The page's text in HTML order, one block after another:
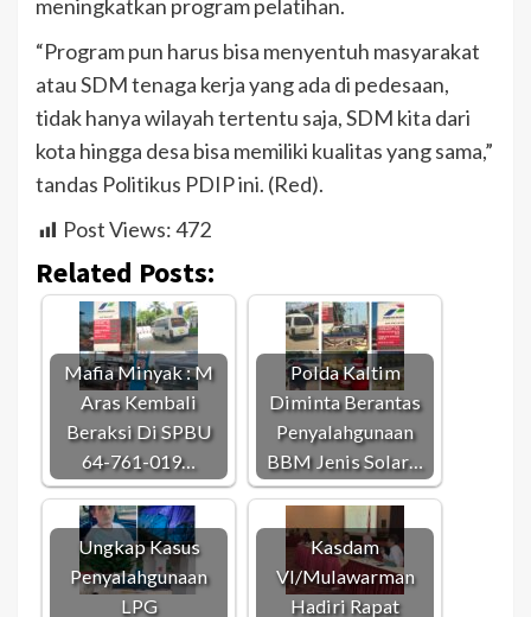
meningkatkan program pelatihan.
“Program pun harus bisa menyentuh masyarakat
atau SDM tenaga kerja yang ada di pedesaan,
tidak hanya wilayah tertentu saja, SDM kita dari
kota hingga desa bisa memiliki kualitas yang sama,”
tandas Politikus PDIP ini. (Red).
Post Views:472
Related Posts:
Mafia Minyak : M
Aras Kembali
Beraksi Di SPBU
64-761-019…
Polda Kaltim
Diminta Berantas
Penyalahgunaan
BBM Jenis Solar…
Ungkap Kasus
Penyalahgunaan
LPG
Kasdam
VI/Mulawarman
Hadiri Rapat